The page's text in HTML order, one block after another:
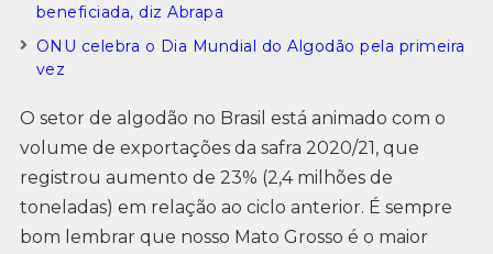
beneficiada, diz Abrapa
ONU celebra o Dia Mundial do Algodão pela primeira
vez
O setor de algodão no Brasil está animado com o
volume de exportações da safra 2020/21, que
registrou aumento de 23% (2,4 milhões de
toneladas) em relação ao ciclo anterior. É sempre
bom lembrar que nosso Mato Grosso é o maior